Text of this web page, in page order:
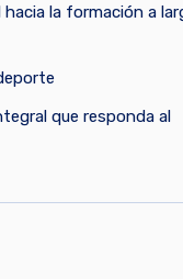
la formación a
que responda al